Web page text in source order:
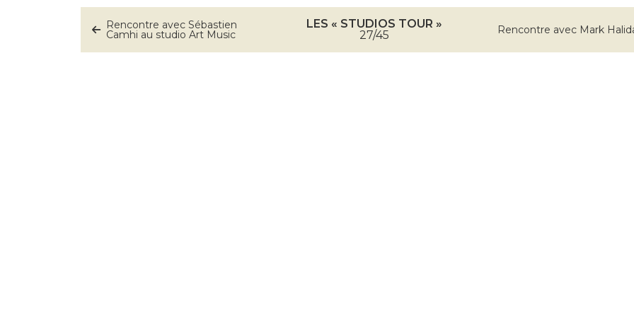
Rencontre avec Sébastien
Camhi au studio Art Music
LES « STUDIOS TOUR »
27/45
Rencontre avec Mark